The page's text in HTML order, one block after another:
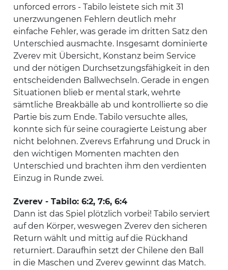
unforced errors - Tabilo leistete sich mit 31
unerzwungenen Fehlern deutlich mehr
einfache Fehler, was gerade im dritten Satz den
Unterschied ausmachte. Insgesamt dominierte
Zverev mit Übersicht, Konstanz beim Service
und der nötigen Durchsetzungsfähigkeit in den
entscheidenden Ballwechseln. Gerade in engen
Situationen blieb er mental stark, wehrte
sämtliche Breakbälle ab und kontrollierte so die
Partie bis zum Ende. Tabilo versuchte alles,
konnte sich für seine couragierte Leistung aber
nicht belohnen. Zverevs Erfahrung und Druck in
den wichtigen Momenten machten den
Unterschied und brachten ihm den verdienten
Einzug in Runde zwei.
Zverev - Tabilo: 6:2, 7:6, 6:4
Dann ist das Spiel plötzlich vorbei! Tabilo serviert
auf den Körper, weswegen Zverev den sicheren
Return wählt und mittig auf die Rückhand
returniert. Daraufhin setzt der Chilene den Ball
in die Maschen und Zverev gewinnt das Match.